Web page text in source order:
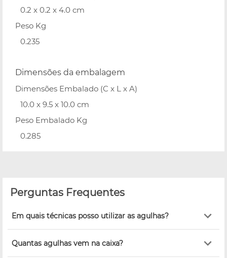
0.2 x 0.2 x 4.0 cm
Peso Kg
0.235
Dimensões da embalagem
Dimensões Embalado (C x L x A)
10.0 x 9.5 x 10.0 cm
Peso Embalado Kg
0.285
Perguntas Frequentes
Em quais técnicas posso utilizar as agulhas?
Quantas agulhas vem na caixa?